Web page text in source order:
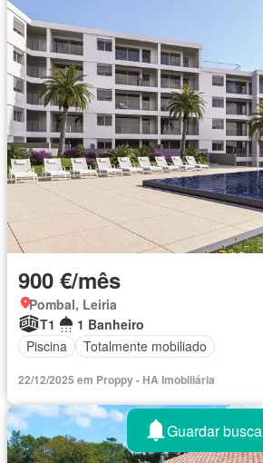
900 €/mês
Pombal, Leiria
T1
1 Banheiro
Piscina
Totalmente mobiliado
22/12/2025 em Proppy - HA Imobiliária
Guardar busca